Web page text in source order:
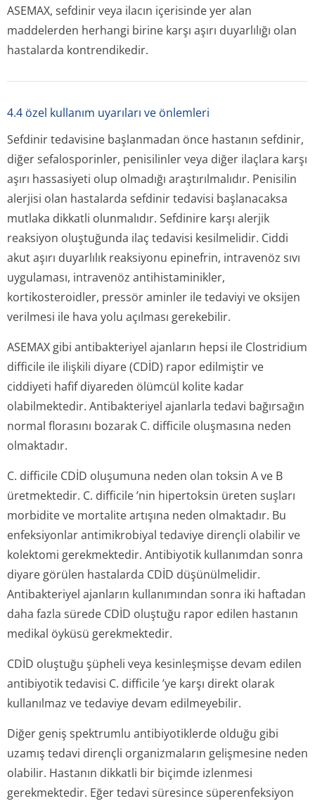
ASEMAX, sefdinir veya ilacın içerisinde yer alan
maddelerden herhangi birine karşı aşırı duyarlılığı olan
hastalarda kontrendikedir.
4.4 özel kullanım uyarıları ve önlemleri
Sefdinir tedavisine başlanmadan önce hastanın sefdinir,
diğer sefalosporinler, penisilinler veya diğer ilaçlara karşı
aşırı hassasiyeti olup olmadığı araştırılmalıdır. Penisilin
alerjisi olan hastalarda sefdinir tedavisi başlanacaksa
mutlaka dikkatli olunmalıdır. Sefdinire karşı alerjik
reaksiyon oluştuğunda ilaç tedavisi kesilmelidir. Ciddi
akut aşırı duyarlılık reaksiyonu epinefrin, intravenöz sıvı
uygulaması, intravenöz antihistaminikler,
kortikosteroidler, pressör aminler ile tedaviyi ve oksijen
verilmesi ile hava yolu açılması gerekebilir.
ASEMAX gibi antibakteriyel ajanların hepsi ile Clostridium
difficile ile ilişkili diyare (CDİD) rapor edilmiştir ve
ciddiyeti hafif diyareden ölümcül kolite kadar
olabilmektedir. Antibakteriyel ajanlarla tedavi bağırsağın
normal florasını bozarak C. difficile oluşmasına neden
olmaktadır.
C. difficile CDİD oluşumuna neden olan toksin A ve B
üretmektedir. C. difficile’nin hipertoksin üreten suşları
morbidite ve mortalite artışına neden olmaktadır. Bu
enfeksiyonlar antimikrobiyal tedaviye dirençli olabilir ve
kolektomi gerekmektedir. Antibiyotik kullanımdan sonra
diyare görülen hastalarda CDİD düşünülmelidir.
Antibakteriyel ajanların kullanımından sonra iki haftadan
daha fazla sürede CDİD oluştuğu rapor edilen hastanın
medikal öyküsü gerekmektedir.
CDİD oluştuğu şüpheli veya kesinleşmişse devam edilen
antibiyotik tedavisi C. difficile’ye karşı direkt olarak
kullanılmaz ve tedaviye devam edilmeyebilir.
Diğer geniş spektrumlu antibiyotiklerde olduğu gibi
uzamış tedavi dirençli organizmaların gelişmesine neden
olabilir. Hastanın dikkatli bir biçimde izlenmesi
gerekmektedir. Eğer tedavi süresince süperenfeksiyon